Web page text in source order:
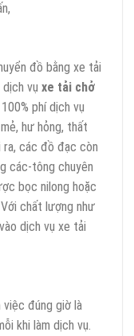
đồ bằng xe tải
vụ xe tải chở
phí dịch vụ
hư hỏng, thất
ra, các đồ đạc còn
các-tông chuyên
bọc nilong hoặc
chất lượng như
dịch vụ xe tải
việc đúng giờ là
khi làm dịch vụ.